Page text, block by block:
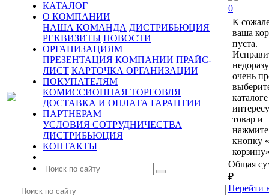
КАТАЛОГ
О КОМПАНИИ
НАША КОМАНДА ДИСТРИБЬЮЦИЯ
РЕКВИЗИТЫ НОВОСТИ
ОРГАНИЗАЦИЯМ
ПРЕЗЕНТАЦИЯ КОМПАНИИ ПРАЙС-
ЛИСТ КАРТОЧКА ОРГАНИЗАЦИИ
ПОКУПАТЕЛЯМ
КОМИССИОННАЯ ТОРГОВЛЯ
ДОСТАВКА И ОПЛАТА ГАРАНТИИ
ПАРТНЕРАМ
УСЛОВИЯ СОТРУДНИЧЕСТВА
ДИСТРИБЬЮЦИЯ
КОНТАКТЫ
0
К
ваша
пуста.
очень
каталоге
товар и
нажмите
кнопку
Общая
₽
Перейти